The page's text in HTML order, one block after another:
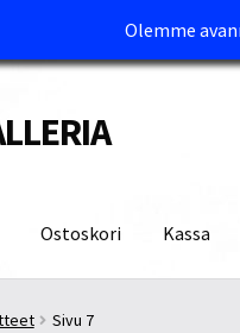
Olemme
Ostoskori Kassa
ja Tärkeää tietää
Sivu 7